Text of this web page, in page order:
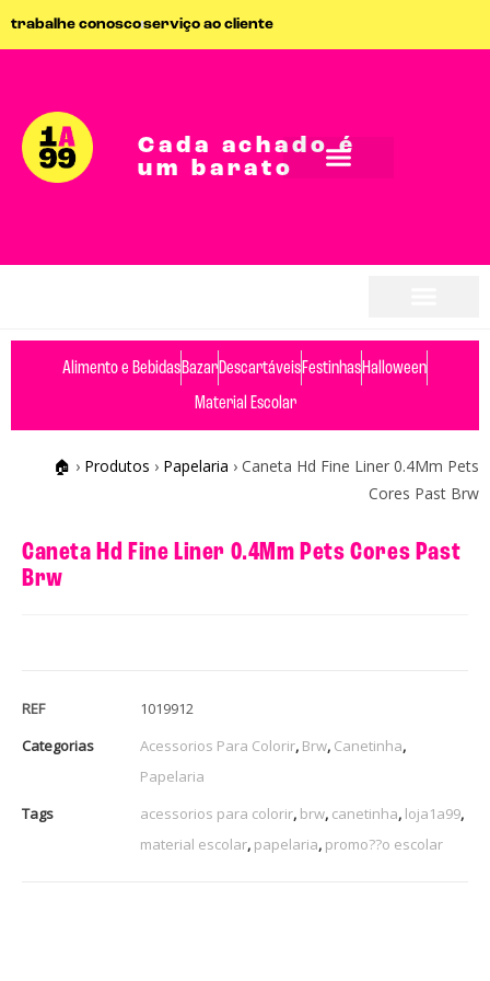
trabalhe conoscoserviço ao cliente
Cada achado é
um barato
Alimento e BebidasBazarDescartáveisFestinhasHalloween
Material Escolar
🏠 › Produtos › Papelaria › Caneta Hd Fine Liner 0.4Mm Pets
Cores Past Brw
Caneta Hd Fine Liner 0.4Mm Pets Cores Past
Brw
REF
1019912
Categorias
Acessorios Para Colorir, Brw, Canetinha,
Papelaria
Tags
acessorios para colorir, brw, canetinha, loja1a99,
material escolar, papelaria, promo??o escolar